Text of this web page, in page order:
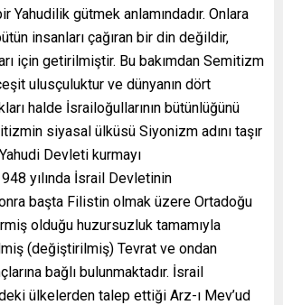
Yahudilik gütmek anlamındadır. Onlara
insanları çağıran bir din değildir,
için getirilmiştir. Bu bakımdan Semitizm
ulusçuluktur ve dünyanın dört
halde İsrailoğullarının bütünlüğünü
siyasal ülküsü Siyonizm adını taşır
Devleti kurmayı
yılında İsrail Devletinin
başta Filistin olmak üzere Ortadoğu
olduğu huzursuzluk tamamıyla
(değiştirilmiş) Tevrat ve ondan
bağlı bulunmaktadır. İsrail
ülkelerden talep ettiği Arz-ı Mev’ud